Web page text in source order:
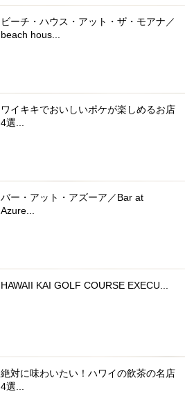
ビーチ・ハウス・アット・ザ・モアナ／
beach hous...
ワイキキでおいしいポケが楽しめるお店
4選...
バー・アット・アズーア／Bar at
Azure...
HAWAII KAI GOLF COURSE EXECU...
絶対に味わいたい！ハワイの飲茶の名店
4選...